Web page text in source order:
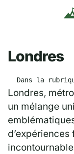
Londres
Dans la
Londres,
un mélange